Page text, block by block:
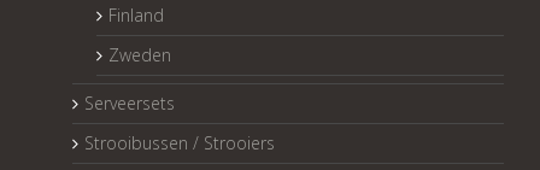
Finland
Zweden
Serveersets
Strooibussen / Strooiers